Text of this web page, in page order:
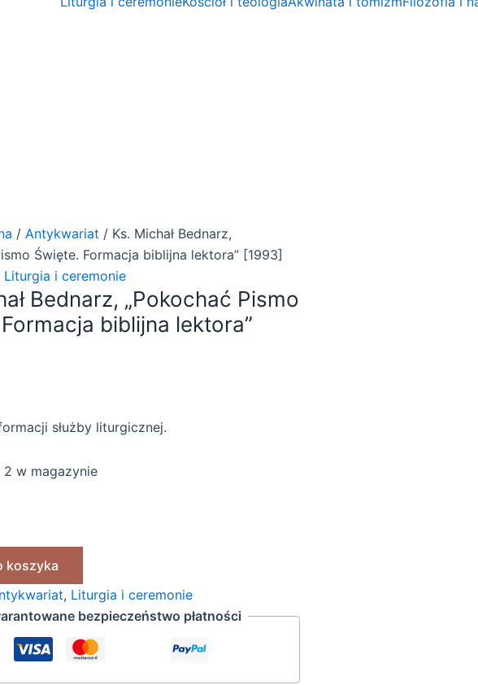
/ Antykwariat / Ks. Michał Bednarz,
Święte. Formacja biblijna lektora” [1993]
Liturgia i ceremonie
Bednarz, „Pokochać Pismo
biblijna lektora”
służby liturgicznej.
2 w magazynie
koszyka
, Liturgia i ceremonie
bezpieczeństwo płatności